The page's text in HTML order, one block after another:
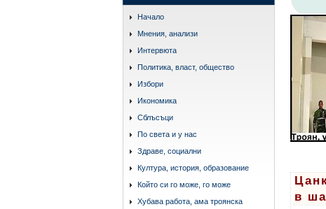
Начало
Мнения, анализи
Интервюта
Политика, власт, общество
Избори
Икономика
Сблъсъци
По света и у нас
Здраве, социални
Култура, история, образование
Който си го може, го може
Хубава работа, ама троянска
в